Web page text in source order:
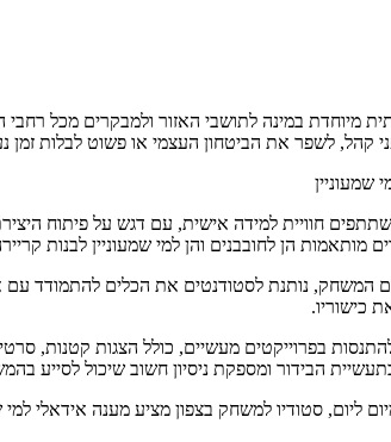
מיוחדת במינה לתושבי האזור ולמבקרים מכל
קהל, לשפר את הביטחון העצמי או פשוט לבלות זמן
שמעוניין
חוויית למידה אישית, עם דגש על פיתוח
מותאמות הן לחובבנים והן למי שמעוניין לבנות
המשחק, נותנת לסטודנטים את הכלים להתמודד
כישוריו.
להתנסות בפרוייקטים מעשיים, כולל הצגות
הבידור ומספקת ניסיון חשוב שיכול לסייע
ליום, סטודיו למשחק בצפון מציע מענה